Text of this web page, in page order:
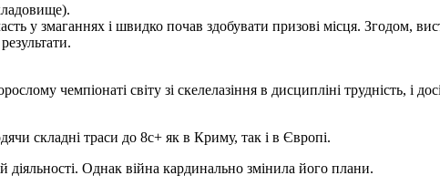
у змаганнях і швидко почав здобувати призові місця. Згодом,
чемпіонаті світу зі скелелазіння в дисципліні трудність, і
складні траси до 8с+ як в Криму, так і в Європі.
Однак війна кардинально змінила його плани.